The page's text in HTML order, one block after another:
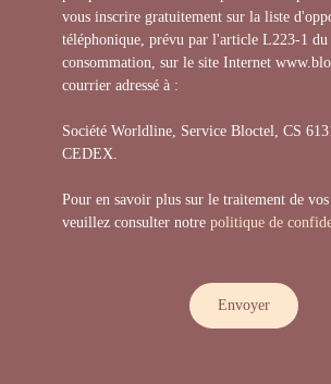
vous inscrire gratuitement sur la liste
téléphonique, prévu par l'article L223-1 du
consommation, sur le site Internet
courrier adressé à :
Société Worldline, Service Bloctel, CS
CEDEX.
Pour en savoir plus sur le traitement de vos
veuillez consulter notre politique de
Envoyer